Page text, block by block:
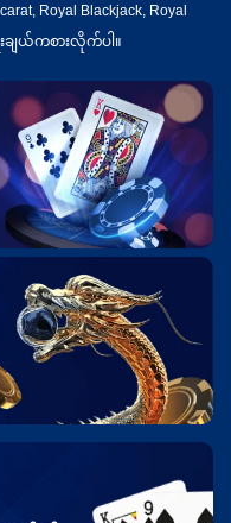
Royal Blackjack, Royal
းချယ်ကစားလိုက်ပါ။